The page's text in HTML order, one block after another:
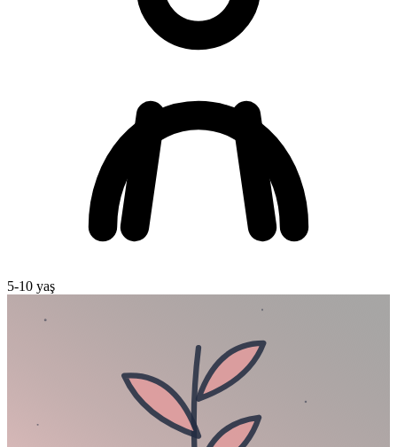
5-10 yaş